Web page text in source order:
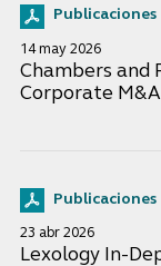
Publicaciones
14 may 2026
Chambers and
Corporate
Publicaciones
23 abr 2026
Lexology In-